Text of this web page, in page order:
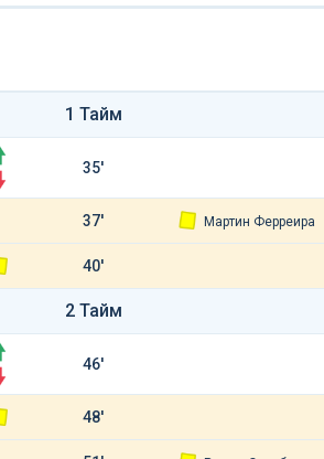
1 Тайм
35'
37' Мартин Ферреира
40'
2 Тайм
46'
48'